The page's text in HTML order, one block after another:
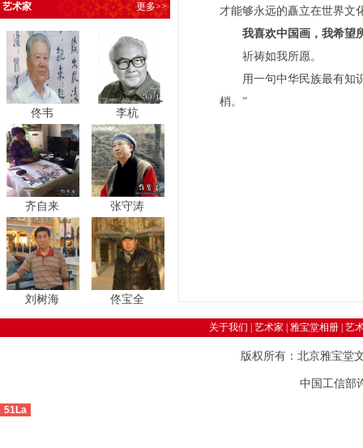
艺术家 更多>>
佟韦 李杭
齐自来 张守涛
刘树海 佟宝全
才能够永远的矗立在世界文
我喜欢中国画，我希望
祈祷如我所愿。
用一句中华民族最有知
梢。”
关于我们 艺术家 雅宝堂相册 艺
版权所有：北京雅宝堂
中国工信部
51La